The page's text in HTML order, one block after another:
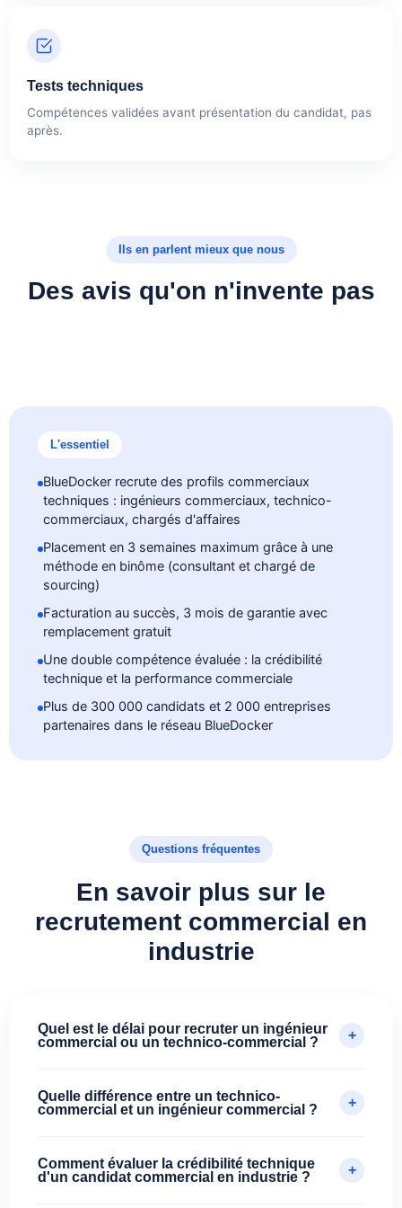
Tests techniques
Compétences validées avant présentation du candidat, pas
après.
Ils en parlent mieux que nous
Des avis qu'on n'invente pas
L'essentiel
BlueDocker recrute des profils commerciaux
techniques : ingénieurs commerciaux, technico-
commerciaux, chargés d'affaires
Placement en 3 semaines maximum grâce à une
méthode en binôme (consultant et chargé de
sourcing)
Facturation au succès, 3 mois de garantie avec
remplacement gratuit
Une double compétence évaluée : la crédibilité
technique et la performance commerciale
Plus de 300 000 candidats et 2 000 entreprises
partenaires dans le réseau BlueDocker
Questions fréquentes
En savoir plus sur le
recrutement commercial en
industrie
Quel est le délai pour recruter un ingénieur
commercial ou un technico-commercial ?
+
semaines maximum : la méthode en binôme et un
réseau de plus de 300 000 candidats y sont pour
commerciaux ayant chuté de 40% en deux ans selon
Uptoo, un accompagnement spécialisé fait une vraie
Quelle différence entre un technico-
commercial et un ingénieur commercial ?
+
démonstration produit et en avant-vente directe
auprès d'un client. L'ingénieur commercial gère des
Comment évaluer la crédibilité technique
d'un candidat commercial en industrie ?
+